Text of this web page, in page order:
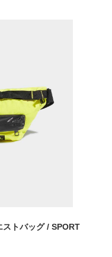
ストバッグ / SPORT